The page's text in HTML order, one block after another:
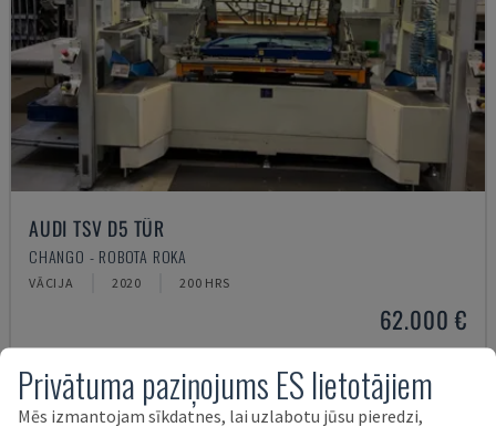
AUDI TSV D5 TÜR
CHANGO - ROBOTA ROKA
VĀCIJA 2020 200 HRS
62.000 €
Privātuma paziņojums ES lietotājiem
Mēs izmantojam sīkdatnes, lai uzlabotu jūsu pieredzi,